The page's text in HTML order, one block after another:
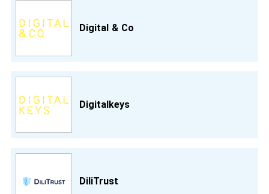
Digital & Co
Digitalkeys
DiliTrust